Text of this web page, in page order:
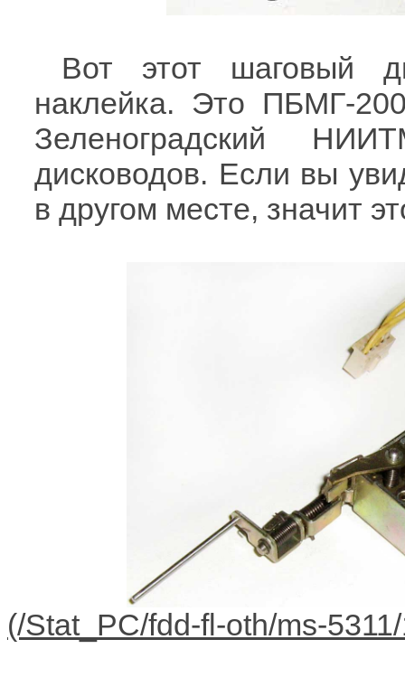
Вот этот шаговый
наклейка. Это ПБМГ-
Зеленоградский
дисководов. Если вы
в другом месте, значит